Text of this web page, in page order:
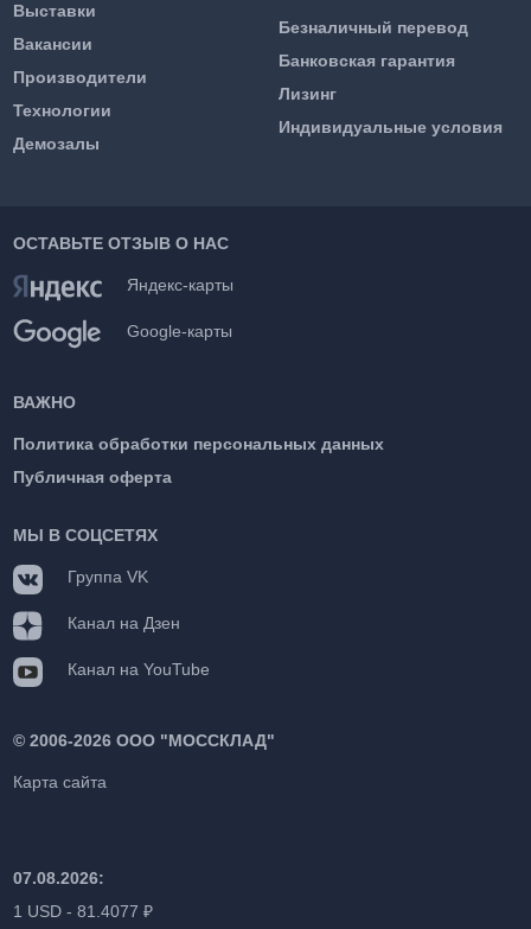
Выставки
Вакансии
Производители
Технологии
Демозалы
Безналичный перевод
Банковская гарантия
Лизинг
Индивидуальные условия
ОСТАВЬТЕ ОТЗЫВ О НАС
Яндекс-карты
Google-карты
ВАЖНО
Политика обработки персональных данных
Публичная оферта
МЫ В СОЦСЕТЯХ
Группа VK
Канал на Дзен
Канал на YouTube
©2006-2026 ООО "МОССКЛАД"
Карта сайта
07.08.2026:
1 USD - 81.4077 ₽